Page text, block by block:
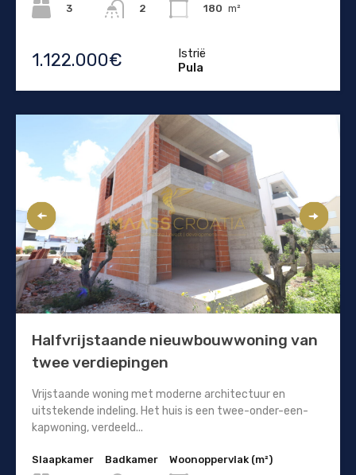
3
2
180 m²
1.122.000€
Istrië
Pula
Halfvrijstaande nieuwbouwwoning van
twee verdiepingen
Vrijstaande woning met moderne architectuur en
uitstekende indeling. Het huis is een twee-onder-een-
kapwoning, verdeeld...
Slaapkamer
Badkamer
Woonoppervlak (m²)